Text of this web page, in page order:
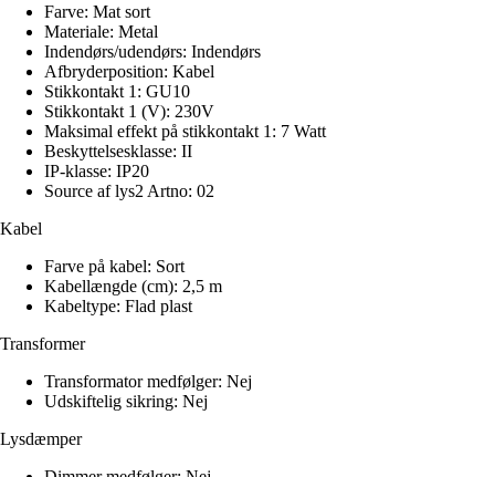
Farve: Mat sort
Materiale: Metal
Indendørs/udendørs: Indendørs
Afbryderposition: Kabel
Stikkontakt 1: GU10
Stikkontakt 1 (V): 230V
Maksimal effekt på stikkontakt 1: 7 Watt
Beskyttelsesklasse: II
IP-klasse: IP20
Source af lys2 Artno: 02
Kabel
Farve på kabel: Sort
Kabellængde (cm): 2,5 m
Kabeltype: Flad plast
Transformer
Transformator medfølger: Nej
Udskiftelig sikring: Nej
Lysdæmper